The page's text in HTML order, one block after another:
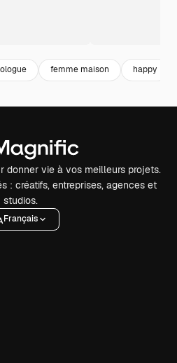
femme maison happy
donner vie à vos meilleurs projets.
: créatifs, entreprises, agences et
studios.
Français